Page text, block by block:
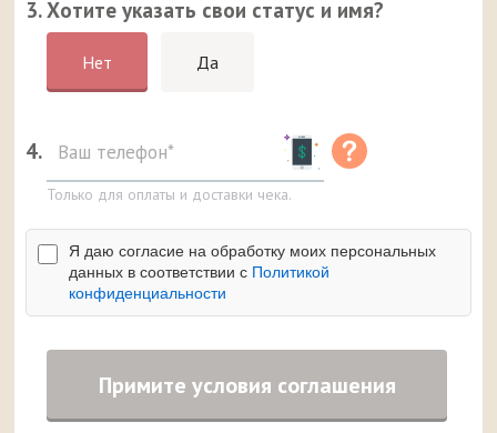
3. Хотите указать свои статус и имя?
Нет Да
4.
Только для оплаты и доставки чека.
Я даю согласие на обработку моих персональных
данных в соответствии с Политикой
конфиденциальности
Примите условия соглашения